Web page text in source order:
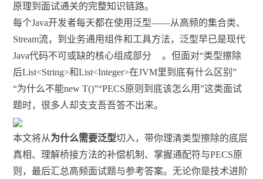
原理到面试通关的完整知识链路。
每个Java开发者每天都在使用泛型——从高频的集合类、
Stream流，到业务通用组件和工具方法，泛型早已是现代
Java代码不可或缺的核心组成部分
。但面对“类型擦除
后List<String>和List<Integer>在JVM里到底有什么区别”
“为什么不能new T()”“PECS原则到底该怎么用”这类面试
题时，很多人却支支吾吾答不出来。
本文将从为什么需要泛型切入，带你理清类型擦除的底层
真相、理解桥接方法的补偿机制、掌握通配符与PECS原
则，最后汇总高频面试题与参考答案。无论你是技术进阶